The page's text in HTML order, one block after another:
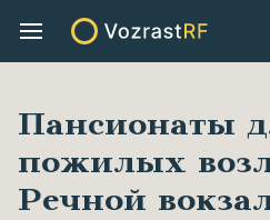
Пансионаты
пожилых
Речной